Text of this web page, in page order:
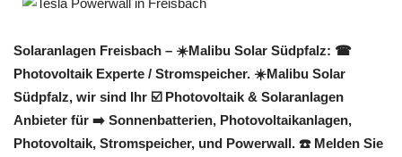
Solaranlagen Freisbach – ☀️Malibu Solar Südpfalz: ☎
Photovoltaik Experte / Stromspeicher. ☀️Malibu Solar
Südpfalz, wir sind Ihr ☑️ Photovoltaik & Solaranlagen
Anbieter für ➡️ Sonnenbatterien, Photovoltaikanlagen,
Photovoltaik, Stromspeicher, und Powerwall. ☎️ Melden Sie